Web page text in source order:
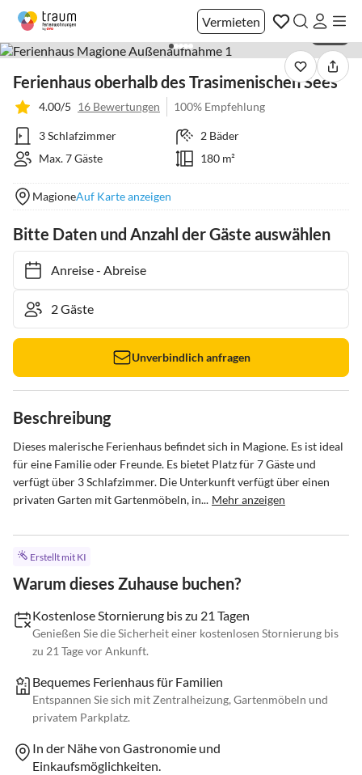
Vermieten
Ferienhaus oberhalb des Trasimenischen Sees
4.00/5 16 Bewertungen 100% Empfehlung
3 Schlafzimmer
2 Bäder
Max. 7 Gäste
180 m²
MagioneAuf Karte anzeigen
Bitte Daten und Anzahl der Gäste auswählen
Anreise- Abreise
Unverbindlich anfragen
Beschreibung
Dieses malerische Ferienhaus befindet sich in Magione. Es ist ideal
für eine Familie oder Freunde. Es bietet Platz für 7 Gäste und
verfügt über 3 Schlafzimmer. Die Unterkunft verfügt über einen
privaten Garten mit Gartenmöbeln, in... Mehr anzeigen
Erstellt mit KI
Warum dieses Zuhause buchen?
Kostenlose Stornierung bis zu 21 Tagen
Genießen Sie die Sicherheit einer kostenlosen Stornierung bis
zu 21 Tage vor Ankunft.
Bequemes Ferienhaus für Familien
Entspannen Sie sich mit Zentralheizung, Gartenmöbeln und
privatem Parkplatz.
In der Nähe von Gastronomie und
Einkaufsmöglichkeiten.